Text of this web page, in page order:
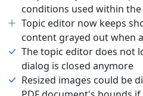
conditions used within
Topic editor now keeps
content grayed out when
The topic editor does not
dialog is closed anymore
Resized images could be